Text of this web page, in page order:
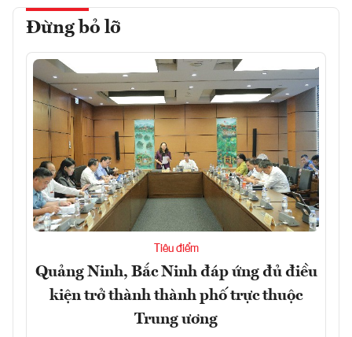
Đừng bỏ lỡ
Tiêu điểm
Quảng Ninh, Bắc Ninh đáp ứng đủ điều
kiện trở thành thành phố trực thuộc
Trung ương